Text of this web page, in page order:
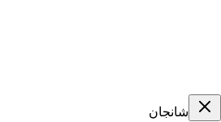
شانجان